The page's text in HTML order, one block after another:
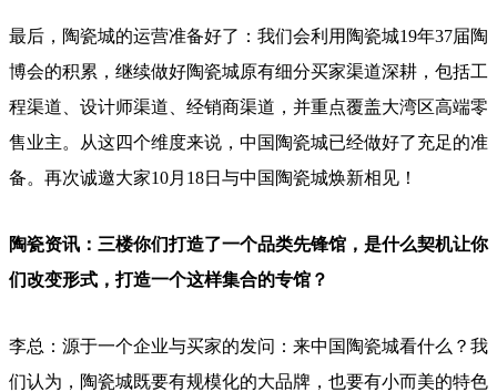
最后，陶瓷城的运营准备好了：我们会利用陶瓷城19年37届陶
博会的积累，继续做好陶瓷城原有细分买家渠道深耕，包括工
程渠道、设计师渠道、经销商渠道，并重点覆盖大湾区高端零
售业主。从这四个维度来说，中国陶瓷城已经做好了充足的准
备。再次诚邀大家10月18日与中国陶瓷城焕新相见！
陶瓷资讯：三楼你们打造了一个品类先锋馆，是什么契机让你
们改变形式，打造一个这样集合的专馆？
李总：源于一个企业与买家的发问：来中国陶瓷城看什么？我
们认为，陶瓷城既要有规模化的大品牌，也要有小而美的特色